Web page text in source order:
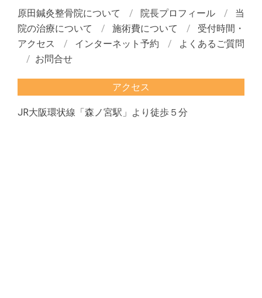
原田鍼灸整骨院について 院長プロフィール
当
院の治療について
施術費について
受付時間・
アクセス
インターネット予約
よくあるご質問
お問合せ
アクセス
JR大阪環状線「森ノ宮駅」より徒歩５分